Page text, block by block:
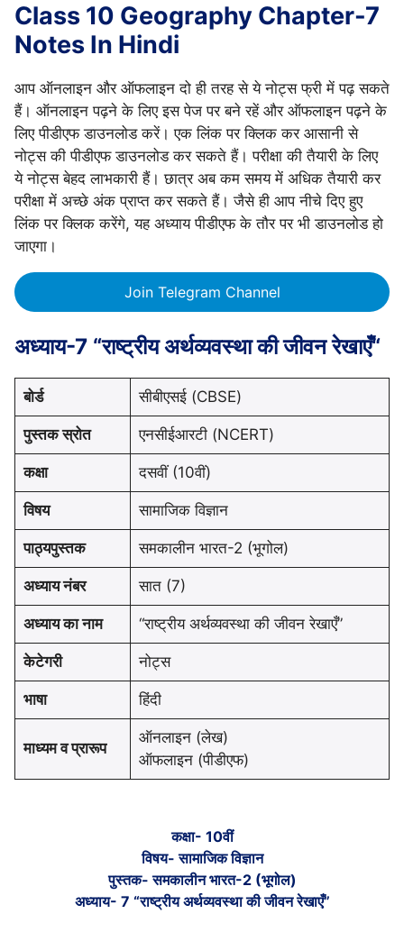
Class 10 Geography Chapter-7
Notes In Hindi
आप ऑनलाइन और ऑफलाइन दो ही तरह से ये नोट्स फ्री में पढ़ सकते
हैं। ऑनलाइन पढ़ने के लिए इस पेज पर बने रहें और ऑफलाइन पढ़ने के
लिए पीडीएफ डाउनलोड करें। एक लिंक पर क्लिक कर आसानी से
नोट्स की पीडीएफ डाउनलोड कर सकते हैं। परीक्षा की तैयारी के लिए
ये नोट्स बेहद लाभकारी हैं। छात्र अब कम समय में अधिक तैयारी कर
परीक्षा में अच्छे अंक प्राप्त कर सकते हैं। जैसे ही आप नीचे दिए हुए
लिंक पर क्लिक करेंगे, यह अध्याय पीडीएफ के तौर पर भी डाउनलोड हो
जाएगा।
Join Telegram Channel
अध्याय-7 “राष्ट्रीय अर्थव्यवस्था की जीवन रेखाएँ“
बोर्ड सीबीएसई (CBSE)
पुस्तक स्रोत एनसीईआरटी (NCERT)
कक्षा दसवीं (10वीं)
विषय सामाजिक विज्ञान
पाठ्यपुस्तक समकालीन भारत-2 (भूगोल)
अध्याय नंबर सात (7)
अध्याय का नाम “राष्ट्रीय अर्थव्यवस्था की जीवन रेखाएँ”
केटेगरी नोट्स
भाषा हिंदी
माध्यम व प्रारूप
ऑनलाइन (लेख)
ऑफलाइन (पीडीएफ)
कक्षा- 10वीं
विषय- सामाजिक विज्ञान
पुस्तक- समकालीन भारत-2 (भूगोल)
अध्याय- 7 “राष्ट्रीय अर्थव्यवस्था की जीवन रेखाएँ”